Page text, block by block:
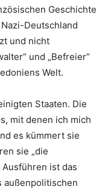
Geschichte
Deutschland
und nicht
und „Befreier“
Welt.
Staaten. Die
mit denen ich mich
es kümmert sie
sie „die
ist das
außenpolitischen